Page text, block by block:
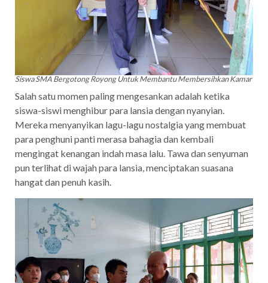
Siswa SMA Bergotong Royong Untuk Membantu Membersihkan Kamar
Salah satu momen paling mengesankan adalah ketika
siswa-siswi menghibur para lansia dengan nyanyian.
Mereka menyanyikan lagu-lagu nostalgia yang membuat
para penghuni panti merasa bahagia dan kembali
mengingat kenangan indah masa lalu. Tawa dan senyuman
pun terlihat di wajah para lansia, menciptakan suasana
hangat dan penuh kasih.